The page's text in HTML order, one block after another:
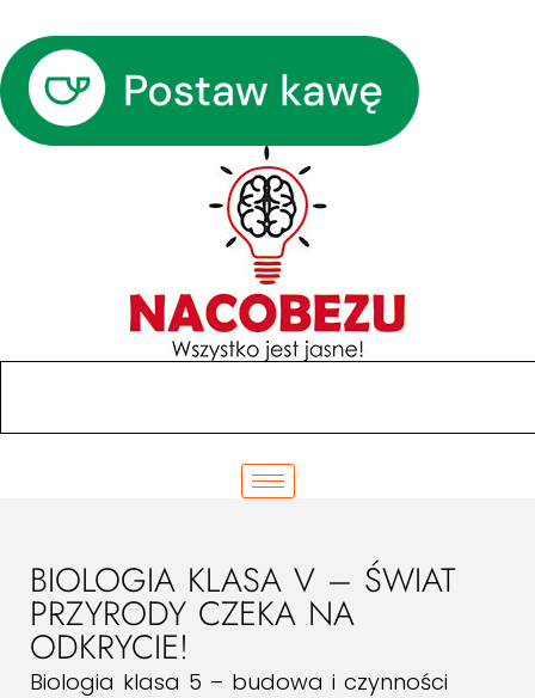
BIOLOGIA KLASA V – ŚWIAT
PRZYRODY CZEKA NA
ODKRYCIE!
Biologia klasa 5 – budowa i czynności